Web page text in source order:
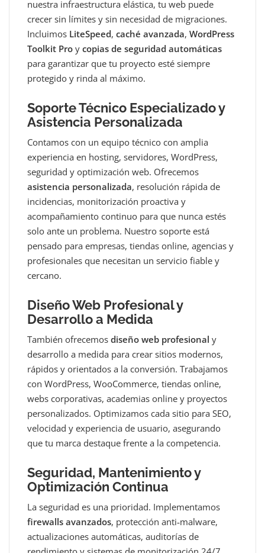
nuestra infraestructura elástica, tu web puede
crecer sin límites y sin necesidad de migraciones.
Incluimos LiteSpeed, caché avanzada, WordPress
Toolkit Pro y copias de seguridad automáticas
para garantizar que tu proyecto esté siempre
protegido y rinda al máximo.
Soporte Técnico Especializado y
Asistencia Personalizada
Contamos con un equipo técnico con amplia
experiencia en hosting, servidores, WordPress,
seguridad y optimización web. Ofrecemos
asistencia personalizada, resolución rápida de
incidencias, monitorización proactiva y
acompañamiento continuo para que nunca estés
solo ante un problema. Nuestro soporte está
pensado para empresas, tiendas online, agencias y
profesionales que necesitan un servicio fiable y
cercano.
Diseño Web Profesional y
Desarrollo a Medida
También ofrecemos diseño web profesional y
desarrollo a medida para crear sitios modernos,
rápidos y orientados a la conversión. Trabajamos
con WordPress, WooCommerce, tiendas online,
webs corporativas, academias online y proyectos
personalizados. Optimizamos cada sitio para SEO,
velocidad y experiencia de usuario, asegurando
que tu marca destaque frente a la competencia.
Seguridad, Mantenimiento y
Optimización Continua
La seguridad es una prioridad. Implementamos
firewalls avanzados, protección anti‑malware,
actualizaciones automáticas, auditorías de